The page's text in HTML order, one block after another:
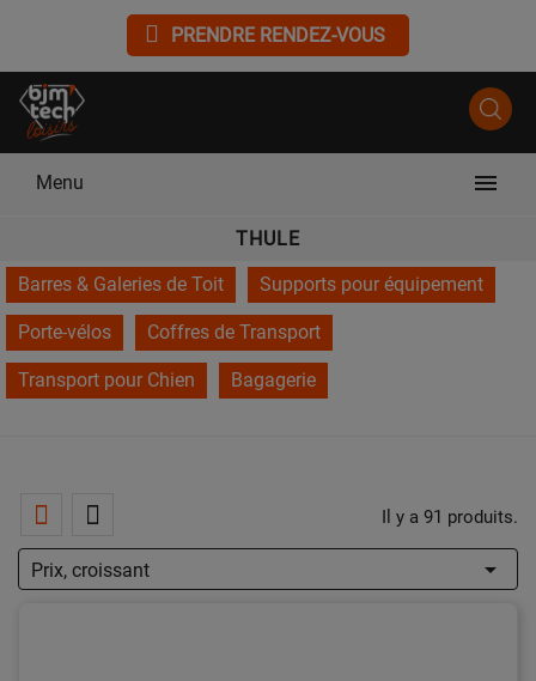
PRENDRE RENDEZ-VOUS
Menu 
THULE
Barres & Galeries de Toit
Supports pour équipement
Porte-vélos Coffres de Transport
Transport pour Chien Bagagerie
Il y a 91 produits.
Prix, croissant 